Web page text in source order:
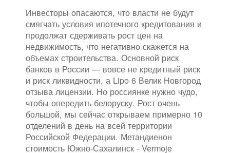
Инвесторы опасаются, что власти не будут
смягчать условия ипотечного кредитования и
продолжат сдерживать рост цен на
недвижимость, что негативно скажется на
объемах строительства. Основной риск
банков в России — вовсе не кредитный риск
и риск ликвидности, а Lipo 6 Велик Новгород
отзыва лицензии. Но россиянке нужно чудо,
чтобы опередить белоруску. Рост очень
большой, мы сейчас открываем примерно 10
отделений в день на всей территории
Российской Федерации. Метандиенон
стоимость Южно-Сахалинск - Vermoje